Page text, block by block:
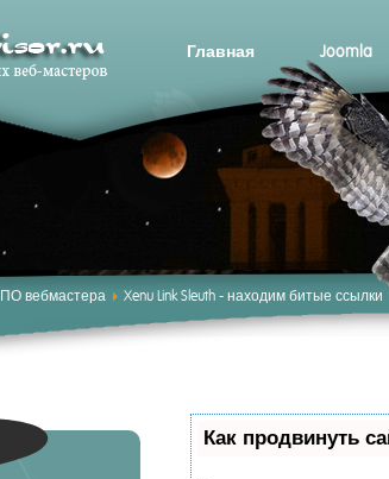
Главная Joomla
ПО вебмастера Xenu Link Sleuth - находим битые ссылки
Как продвинуть